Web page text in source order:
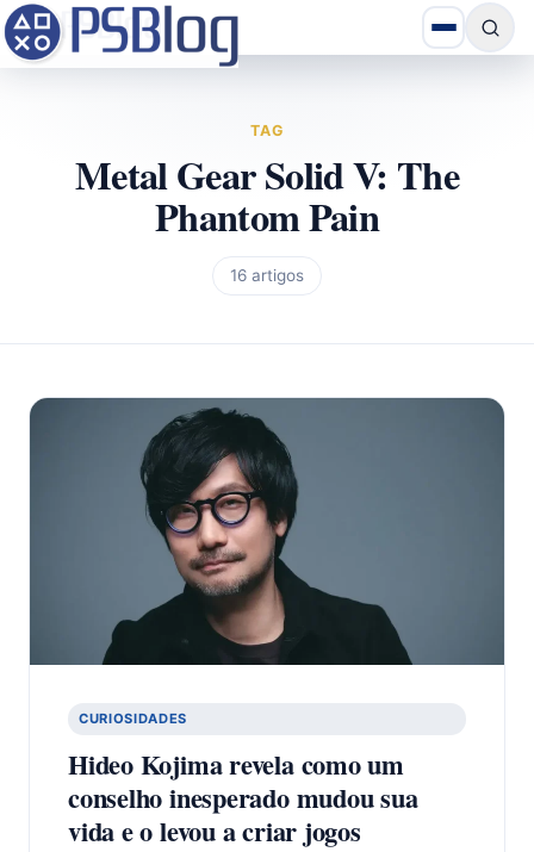
TAG
Metal Gear Solid V: The
Phantom Pain
16 artigos
CURIOSIDADES
Hideo Kojima revela como um
conselho inesperado mudou sua
vida e o levou a criar jogos